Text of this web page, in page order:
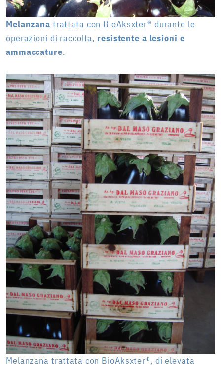
Melanzana trattata con BioAksxter® durante le
operazioni di raccolta, resistente a lesioni e
ammaccature.
Melanzana trattata con BioAksxter®, di elevata